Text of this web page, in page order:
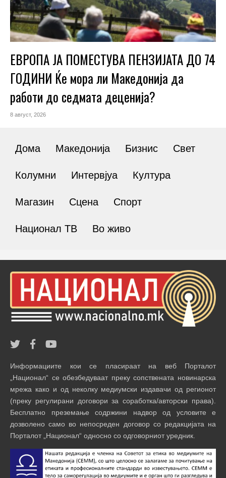
ЕВРОПА ЈА ПОМЕСТУВА ПЕНЗИЈАТА ДО 74
ГОДИНИ Ќе мора ли Македонија да
работи до седмата деценија?
8 август, 2026
Дома Македонија Бизнис Свет
Колумни Интервјуа Култура
Магазин Сцена Спорт
Национал ТВ Во живо
Информациите кои се пласираат на веб Порталот
„Национал“ се обезбедуваат преку сопствената новинарска
мрежа како и од неколку медиумски издавачи од регионот
(преку регулирани договори за соработка/авторски права).
Бесплатно преземање содржини надвор од условите е
дозволено само во непосреден договор со редакцијата на
Порталот „Национал“ односно со одговорниот уредник.